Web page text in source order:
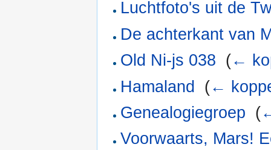
Luchtfoto's uit de
De achterkant van
Old Ni-js 038 (←
Hamaland
(←
Genealogiegroep (
Voorwaarts, Mars!